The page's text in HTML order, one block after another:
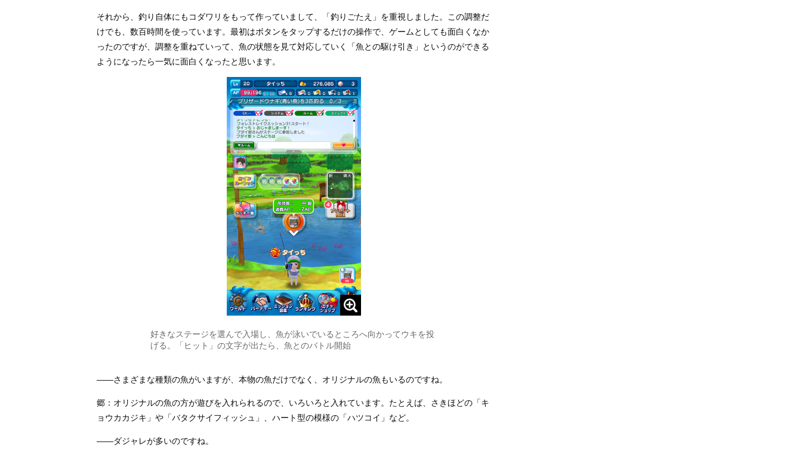
それから、釣り自体にもコダワリをもって作っていまして、「釣りごたえ」を重視しました。この調整だ
けでも、数百時間を使っています。最初はボタンをタップするだけの操作で、ゲームとしても面白くなか
ったのですが、調整を重ねていって、魚の状態を見て対応していく「魚との駆け引き」というのができる
ようになったら一気に面白くなったと思います。
好きなステージを選んで入場し、魚が泳いでいるところへ向かってウキを投
げる。「ヒット」の文字が出たら、魚とのバトル開始
――さまざまな種類の魚がいますが、本物の魚だけでなく、オリジナルの魚もいるのですね。
郷：オリジナルの魚の方が遊びを入れられるので、いろいろと入れています。たとえば、さきほどの「キ
ョウカカジキ」や「バタクサイフィッシュ」、ハート型の模様の「ハツコイ」など。
――ダジャレが多いのですね。